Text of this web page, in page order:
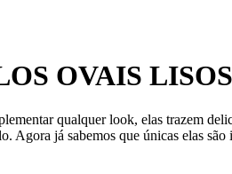
OVAIS
qualquer look, elas trazem
Agora já sabemos que únicas elas